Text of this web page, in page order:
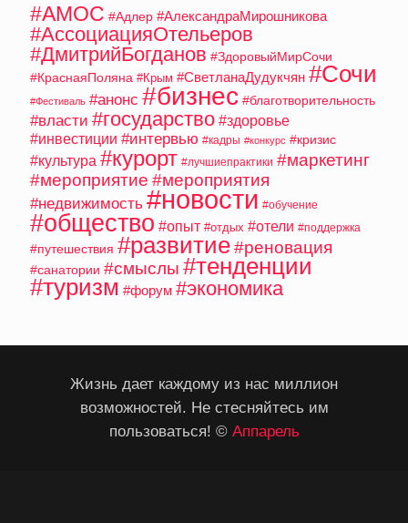
#АМОС #Адлер #АлександраМирошникова
#АссоциацияОтельеров
#ДмитрийБогданов #ЗдоровыйМирСочи
#КраснаяПоляна #Крым #СветланаДудукчян #Сочи
#Фестиваль #анонс #бизнес #благотворительность
#власти #государство #здоровье
#инвестиции #интервью #кадры #конкурс #кризис
#культура #курорт #лучшиепрактики #маркетинг
#мероприятие #мероприятия
#недвижимость #новости #обучение
#общество #опыт #отдых #отели #поддержка
#путешествия #развитие#реновация
#санатории #смыслы #тенденции
#туризм #форум #экономика
Жизнь дает каждому из нас миллион
возможностей. Не стесняйтесь им
пользоваться! © Аппарель